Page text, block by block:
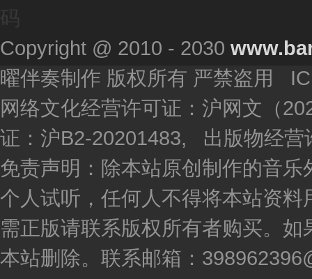
Copyright @ 2010 - 2030
曜伴奏制作 版权所有 严禁盗用
网络文化经营许可证：沪网文（
证：沪B2-20201483, 出版物经营
免责声明：除本站原创制作的音
个人试听，任何人不得将本站资
需正版请联系版权所有者购买。
本站删除。联系邮箱：